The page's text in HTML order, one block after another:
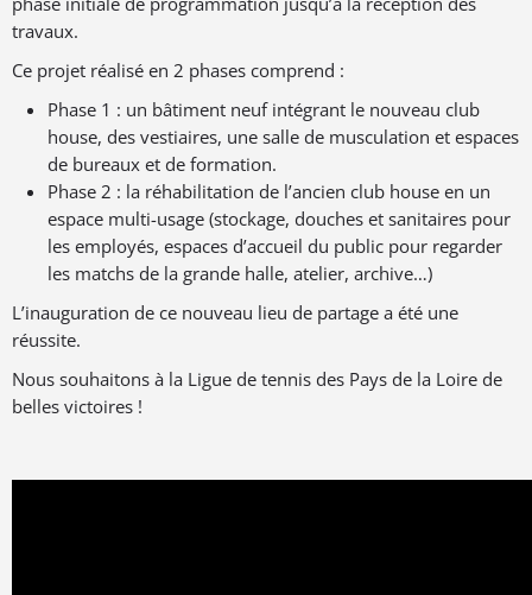
travaux.
Ce projet réalisé en 2 phases comprend :
Phase 1 : un bâtiment neuf intégrant le nouveau club
house, des vestiaires, une salle de musculation et espaces
de bureaux et de formation.
Phase 2 : la réhabilitation de l’ancien club house en un
espace multi-usage (stockage, douches et sanitaires pour
les employés, espaces d’accueil du public pour regarder
les matchs de la grande halle, atelier, archive…)
L’inauguration de ce nouveau lieu de partage a été une
réussite.
Nous souhaitons à la Ligue de tennis des Pays de la Loire de
belles victoires !